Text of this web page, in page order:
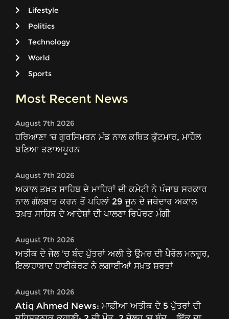
Lifestyle
Politics
Technology
World
Sports
Most Recent News
August 7th 2026
ਹਰਿਆਣਾ 'ਚ ਗੁਰਸਿਮਰਨ ਮੰਡ ਨਾਲ ਕਥਿਤ ਕੁੱਟਮਾਰ, ਮਾਹੌਲ
ਬਣਿਆ ਤਣਾਅਪੂਰਨ
August 7th 2026
ਅਕਾਲ ਤਖ਼ਤ ਸਾਹਿਬ ਦੇ ਮਾਹਿਰਾਂ ਦੀ ਕਮੇਟੀ ਨੇ ਪੰਜਾਬ ਸਰਕਾਰ
ਨਾਲ ਗੱਲਬਾਤ ਕਰਨ ਤੋਂ ਪਹਿਲਾਂ 29 ਜੂਨ ਦੇ ਜਥੇਦਾਰ ਅਕਾਲ
ਤਖ਼ਤ ਸਾਹਿਬ ਦੇ ਆਦੇਸ਼ਾਂ ਦੀ ਪਾਲਣਾ ਰਿਪੋਰਟ ਮੰਗੀ
August 7th 2026
ਅਤੀਕ ਦੇ ਜੇਲ 'ਚ ਬੰਦ ਪੁੱਤਰਾਂ ਅਲੀ ਤੇ ਉਮਰ ਦੀ ਪੈਰੋਲ ਮਨਜ਼ੂਰ,
ਇਲਾਹਾਬਾਦ ਹਾਈਕੋਰਟ ਨੇ ਲਗਾਈਆਂ ਸਖ਼ਤ ਸ਼ਰਤਾਂ
August 7th 2026
Atiq Ahmed News: ਮਾਫ਼ੀਆ ਅਤੀਕ ਦੇ 5 ਪੁੱਤਰਾਂ ਦੀ